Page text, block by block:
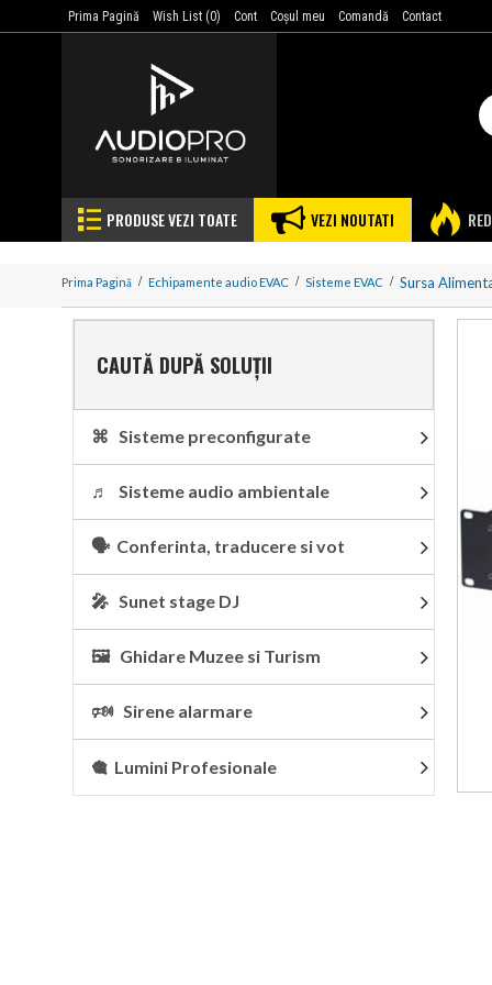
Prima Pagină Wish List (0) Cont Coşul meu Comandă Contact
PRODUSE VEZI TOATE VEZI NOUTATI
Prima Pagină Echipamente audio EVAC Sisteme EVAC Sursa
CAUTĂ DUPĂ SOLUȚII
⌘ Sisteme preconfigurate
♬ Sisteme audio ambientale
🗣 Conferinta, traducere si vot
🎤 Sunet stage DJ
🖼 Ghidare Muzee si Turism
🕬 Sirene alarmare
🎕 Lumini Profesionale